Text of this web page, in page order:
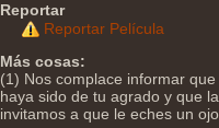
Reportar
Reportar Película
Más cosas:
(1) Nos complace informar
haya sido de tu agrado y que
invitamos a que le eches un